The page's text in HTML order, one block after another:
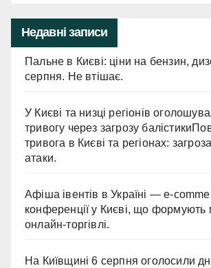
Недавні записи
Пальне в Києві: ціни на бензин,
серпня. Не втішає.
У Києві та низці регіонів
тривогу через загрозу
тривога в Києві та регіонах:
атаки.
Афіша івентів в Україні — e-
конференції у Києві, що формують
онлайн-торгівлі.
На Київщині 6 серпня оголосили